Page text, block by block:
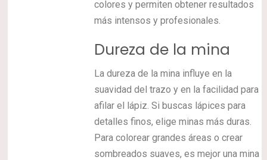
colores y permiten obtener resultados
más intensos y profesionales.
Dureza de la mina
La dureza de la mina influye en la
suavidad del trazo y en la facilidad para
afilar el lápiz. Si buscas lápices para
detalles finos, elige minas más duras.
Para colorear grandes áreas o crear
sombreados suaves, es mejor una mina